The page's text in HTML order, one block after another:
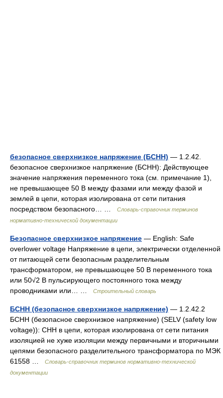
безопасное сверхнизкое напряжение (БСНН) — 1.2.42.
безопасное сверхнизкое напряжение (БСНН): Действующее
значение напряжения переменного тока (см. примечание 1),
не превышающее 50 В между фазами или между фазой и
землей в цепи, которая изолирована от сети питания
посредством безопасного… …
Словарь-справочник терминов
нормативно-технической документации
Безопасное сверхнизкое напряжение — English: Safe
overlower voltage Напряжение в цепи, электрически отделенной
от питающей сети безопасным разделительным
трансформатором, не превышающее 50 В переменного тока
или 50√2 В пульсирующего постоянного тока между
проводниками или… …
Строительный словарь
БСНН (безопасное сверхнизкое напряжение) — 1.2.42.2
БСНН (безопасное сверхнизкое напряжение) (SELV (safety low
voltage)): СНН в цепи, которая изолирована от сети питания
изоляцией не хуже изоляции между первичными и вторичными
цепями безопасного разделительного трансформатора по МЭК
61558 …
Словарь-справочник терминов нормативно-технической
документации